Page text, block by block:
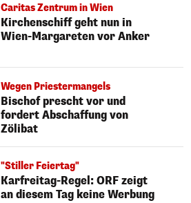
Caritas Zentrum in Wien
Kirchenschiff geht nun in
Wien-Margareten vor Anker
Wegen Priestermangels
Bischof prescht vor und
fordert Abschaffung von
Zölibat
"Stiller Feiertag"
Karfreitag-Regel: ORF zeigt
an diesem Tag keine Werbung